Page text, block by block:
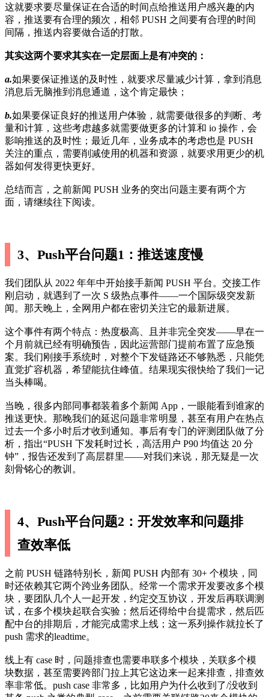
这就要求要尽量保证在合适的时间点给推送用户感兴趣的内
容，推送要有合理的频次，相邻 PUSH 之间要有合理的时间
间隔，推送内容要做合适的打散。
其实这两个要求其实在一定层面上是有冲突的：
a.如果要保证推送的及时性，就要求尽量减少计算，拿到消息
消息后无脑推到消息通道，这个肯定最快；
b.如果要保证良好的推送用户体验，就需要做很多的判断、考
量和计算，这些考虑越多就需要做更多的计算和 io 操作，会
影响推送的及时性；最近几年，业务成本的考虑也是 PUSH
关注的重点，需要削减使用的机器和资源，就要求用更少的机
器如何发得更快更好。
总结而言，之前新闻 PUSH 业务的突出问题主要有两个方
面，请继续往下阅读。
3、Push平台问题1：推送速度慢
我们团队从 2022 年年中开始接手新闻 PUSH 平台。交接工作
刚启动，就遇到了一次 S 级热点事件——一个国际级突发新
闻。那天晚上，全网用户都在密切关注它的最新进展。
这个事件有两个特点：热度极高、且并非完全突发——早在一
个月前就已经有明确预告，因此运营部门提前布置了应急预
案。我们刚接手系统时，对整个下发链路还不够熟悉，只能凭
直觉扩容机器，希望能抗住峰值。结果现实很快给了我们一记
当头棒喝。
当晚，很多内部同事都装着多个新闻 App，一眼能看到谁家的
推送更快。那晚我们的延迟问题非常明显，甚至有用户在热点
过去一个多小时后才收到通知。事后有专门的评测团队做了分
析，指出“PUSH 下发耗时过长，高活用户 P90 均值达 20 分
钟”，报告还发到了高层群里——对我们来说，那无疑是一次
刻骨铭心的教训。
4、Push平台问题2：开发效率和问题排
查效率低
之前 PUSH 链路特别长，新闻 PUSH 内部有 30+ 个模块，同
时还依赖其它两个跨业务团队。经常一个需求开发要改多个模
块，要团队几个人一起开发，约定交互协议，开发后再联调测
试，在多个模块起联合实验；然后还得给中台提需求，然后匹
配中台的排期后，才能完成需求上线；这一系列操作就拉长了
push 需求的leadtime。
线上有 case 时，问题排查也需要串联多个模块，关联多个模
块数据，甚至需要跨部门拉上其它这边来一起来排查，排查效
率非常低。push case 非常多，比如用户为什么收到了/没收到